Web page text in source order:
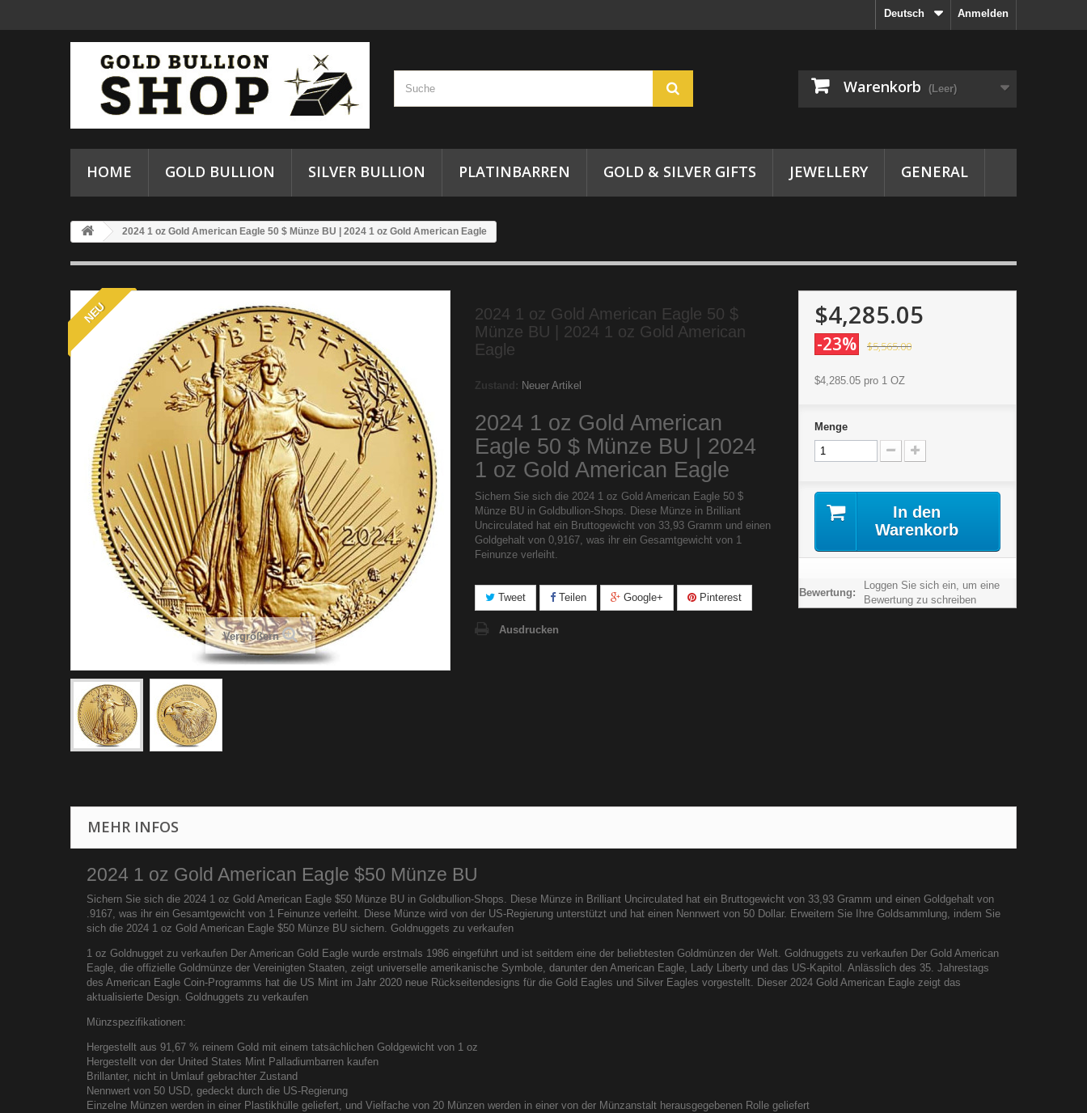
Anmelden
Deutsch
Warenkorb (Leer)
HOME GOLD BULLION SILVER BULLION PLATINBARREN GOLD & SILVER GIFTS JEWELLERY GENERAL
2024 1 oz Gold American Eagle 50 $ Münze BU | 2024 1 oz Gold American Eagle
NEU
Vergrößern
2024 1 oz Gold American Eagle 50 $
Münze BU | 2024 1 oz Gold American
Eagle
Zustand: Neuer Artikel
2024 1 oz Gold American
Eagle 50 $ Münze BU | 2024
1 oz Gold American Eagle
Sichern Sie sich die 2024 1 oz Gold American Eagle 50 $
Münze BU in Goldbullion-Shops. Diese Münze in Brilliant
Uncirculated hat ein Bruttogewicht von 33,93 Gramm und einen
Goldgehalt von 0,9167, was ihr ein Gesamtgewicht von 1
Feinunze verleiht.
Tweet Teilen Google+ Pinterest
Ausdrucken
$4,285.05
-23% $5,565.00
$4,285.05pro 1 OZ
Menge
In den
Warenkorb
Bewertung:
Loggen Sie sich ein, um eine
Bewertung zu schreiben
MEHR INFOS
2024 1 oz Gold American Eagle $50 Münze BU
Sichern Sie sich die 2024 1 oz Gold American Eagle $50 Münze BU in Goldbullion-Shops. Diese Münze in Brilliant Uncirculated hat ein Bruttogewicht von 33,93 Gramm und einen Goldgehalt von
.9167, was ihr ein Gesamtgewicht von 1 Feinunze verleiht. Diese Münze wird von der US-Regierung unterstützt und hat einen Nennwert von 50 Dollar. Erweitern Sie Ihre Goldsammlung, indem Sie
sich die 2024 1 oz Gold American Eagle $50 Münze BU sichern. Goldnuggets zu verkaufen
1 oz Goldnugget zu verkaufen Der American Gold Eagle wurde erstmals 1986 eingeführt und ist seitdem eine der beliebtesten Goldmünzen der Welt. Goldnuggets zu verkaufen Der Gold American
Eagle, die offizielle Goldmünze der Vereinigten Staaten, zeigt universelle amerikanische Symbole, darunter den American Eagle, Lady Liberty und das US-Kapitol. Anlässlich des 35. Jahrestags
des American Eagle Coin-Programms hat die US Mint im Jahr 2020 neue Rückseitendesigns für die Gold Eagles und Silver Eagles vorgestellt. Dieser 2024 Gold American Eagle zeigt das
aktualisierte Design. Goldnuggets zu verkaufen
Münzspezifikationen:
Hergestellt aus 91,67 % reinem Gold mit einem tatsächlichen Goldgewicht von 1 oz
Hergestellt von der United States Mint Palladiumbarren kaufen
Brillanter, nicht in Umlauf gebrachter Zustand
Nennwert von 50 USD, gedeckt durch die US-Regierung
Einzelne Münzen werden in einer Plastikhülle geliefert, und Vielfache von 20 Münzen werden in einer von der Münzanstalt herausgegebenen Rolle geliefert